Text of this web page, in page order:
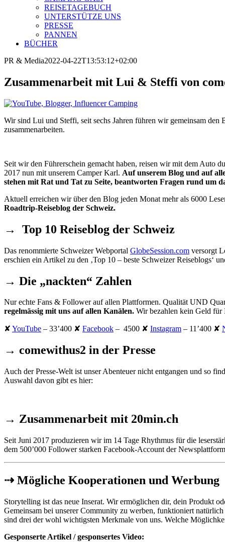
REISETAGEBUCH
UNTERSTÜTZE UNS
PRESSE
PANNEN
BÜCHER
PR & Media2022-04-22T13:53:12+02:00
Zusammenarbeit mit Lui & Steffi von
Wir sind Lui und Steffi, seit sechs Jahren führen wir gemeinsam
zusammenarbeiten.
Seit wir den Führerschein gemacht haben, reisen wir mit dem Auto
2017 nun mit unserem Camper Karl. Auf unserem Blog und auf
stehen mit Rat und Tat zu Seite, beantworten Fragen rund um
Aktuell erreichen wir über den Blog jeden Monat mehr als 6000
Roadtrip-Reiseblog der Schweiz.
→ Top 10 Reiseblog der Schweiz
Das renommierte Schweizer Webportal GlobeSession.com versorgt
erschien ein Artikel zu den ‚Top 10 – beste Schweizer Reiseblogs‘
→ Die „nackten“ Zahlen
Nur echte Fans & Follower auf allen Plattformen. Qualität UND
regelmässig mit uns auf allen Kanälen. Wir bezahlen kein Geld
✘ YouTube – 33’400 ✘ Facebook – 4500 ✘ Instagram – 11’400 ✘
→ comewithus2 in der Presse
Auch der Presse-Welt ist unser Abenteuer nicht entgangen und so
Auswahl davon gibt es hier:
→ Zusammenarbeit mit 20min.ch
Seit Juni 2017 produzieren wir im 14 Tage Rhythmus für die
dem 500’000 Follower starken Facebook-Account der
⇢ Mögliche Kooperationen und Werbung
Storytelling ist das neue Inserat. Wir ermöglichen dir, dein Produkt
Gemeinsam bei unserer Community zu werben, funktioniert
sind drei der wohl wichtigsten Merkmale von uns. Welche
Gesponserte Artikel / gesponsertes Video: